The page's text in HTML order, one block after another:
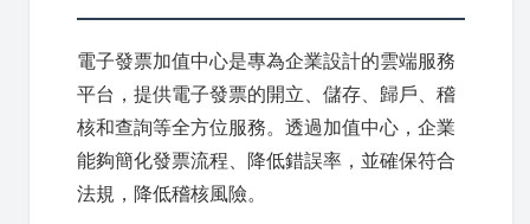
電子發票加值中心是專為企業設計的雲端服務
平台，提供電子發票的開立、儲存、歸戶、稽
核和查詢等全方位服務。透過加值中心，企業
能夠簡化發票流程、降低錯誤率，並確保符合
法規，降低稽核風險。